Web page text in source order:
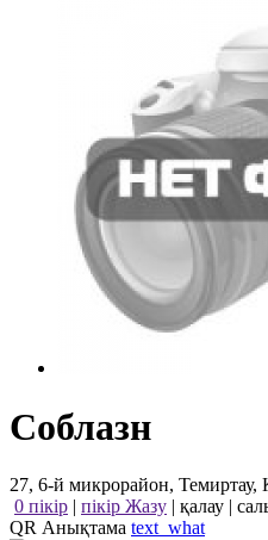
Соблазн
27, 6-й микрорайон, Темиртау,
0 пікір | пікір Жазу | қалау |
QR Анықтама text_what